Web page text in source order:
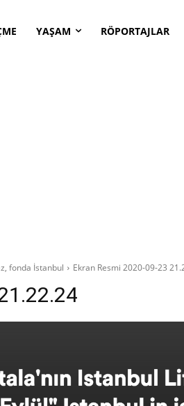
YAŞAM RÖPORTAJLAR
fonda İstanbul Ekran Resmi 2020-09-23